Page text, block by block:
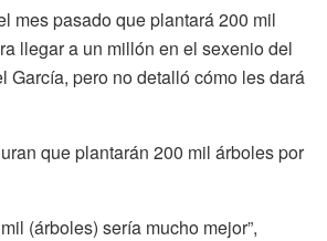
mes pasado que plantará 200 mil
llegar a un millón en el sexenio del
García, pero no detalló cómo les dará
que plantarán 200 mil árboles por
(árboles) sería mucho mejor”,